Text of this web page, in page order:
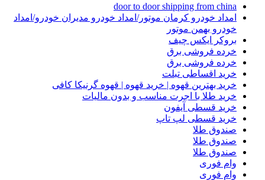
door to door shipping from china
امداد خودرو کرمان موتور/امداد خودرو مدیران خودرو/امداد
خودرو بهمن موتور
بروکر ایکس چیف
خرده فروشی برق
خرده فروشی برق
خرید اقساطی تبلت
خرید بهترین قهوه | خرید قهوه | قهوه گرنیکا کافی
خرید طلا با اجرت مناسب و بدون مالیات
خرید قسطی آیفون
خرید قسطی لپ تاپ
صندوق طلا
صندوق طلا
صندوق طلا
وام فوری
وام فوری